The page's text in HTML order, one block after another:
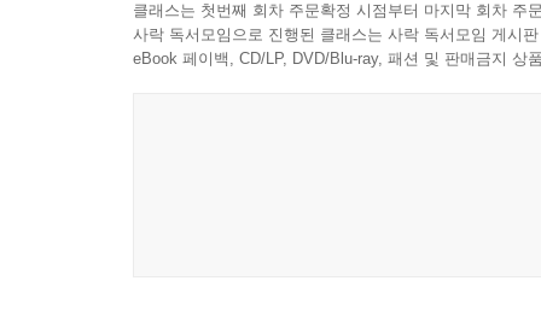
클래스는 첫번째 회차 주문확정 시점부터 마지막 회차 주
사락 독서모임으로 진행된 클래스는 사락 독서모임 게시
eBook 페이백, CD/LP, DVD/Blu-ray, 패션 및 판매금지 상